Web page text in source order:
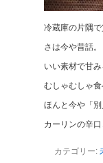
冷蔵庫の片隅
さは今や昔話。
いい素材で甘
むしゃむしゃ食
ほんと今や「
カーリンの辛口
カテゴリー: